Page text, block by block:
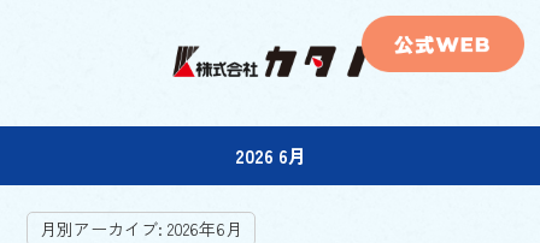
2026 6月
月別アーカイブ:2026年6月